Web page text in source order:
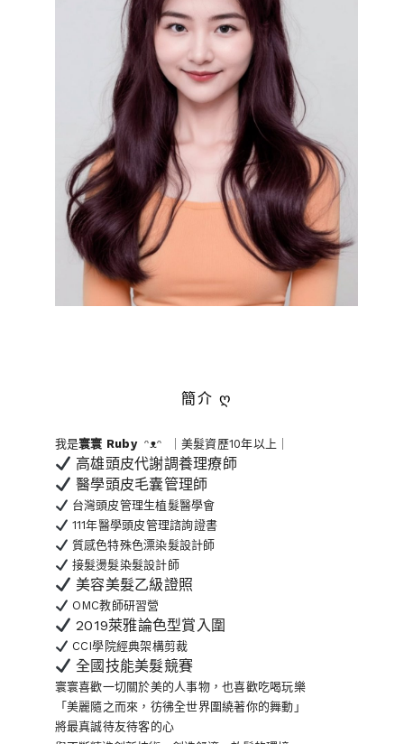
簡介 ღ
我是寰寰 Rubyᵔᴥᵔ ｜美髮資歷10年以上｜
高雄頭皮代謝調養理療師
醫學頭皮毛囊管理師
台灣頭皮管理生植髮醫學會
111年醫學頭皮管理諮詢證書
質感色特殊色漂染髮設計師
接髮燙髮染髮設計師
美容美髮乙級證照
OMC教師研習營
2019萊雅論色型賞入圍
CCI學院經典架構剪裁
全國技能美髮競賽
寰寰喜歡一切關於美的人事物，也喜歡吃喝玩樂
「美麗隨之而來，彷彿全世界圍繞著你的舞動」
將最真誠待友待客的心